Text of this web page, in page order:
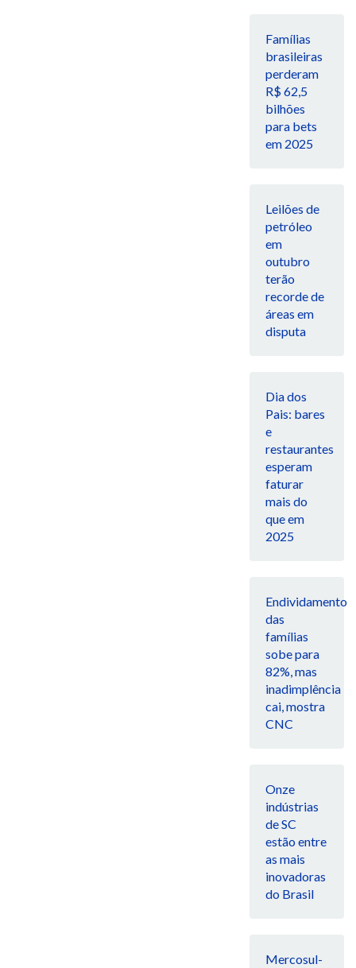
Famílias
brasileiras
perderam
R$ 62,5
bilhões
para bets
em 2025
Leilões de
petróleo
em
outubro
terão
recorde de
áreas em
disputa
Dia dos
Pais: bares
e
restaurantes
esperam
faturar
mais do
que em
2025
Endividamento
das
famílias
sobe para
82%, mas
inadimplência
cai, mostra
CNC
Onze
indústrias
de SC
estão entre
as mais
inovadoras
do Brasil
Mercosul-